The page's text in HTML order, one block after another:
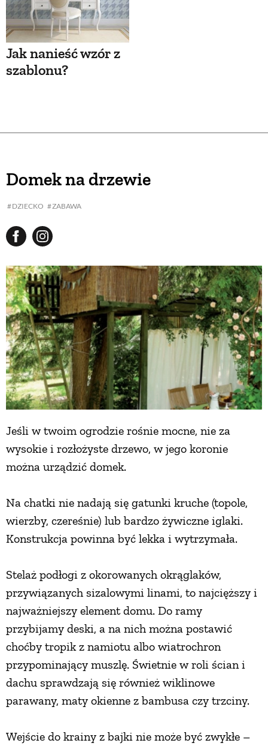
Jak nanieść wzór z
szablonu?
Domek na drzewie
DZIECKO ZABAWA
Jeśli w twoim ogrodzie rośnie mocne, nie za
wysokie i rozłożyste drzewo, w jego koronie
można urządzić domek.
Na chatki nie nadają się gatunki kruche (topole,
wierzby, czereśnie) lub bardzo żywiczne iglaki.
Konstrukcja powinna być lekka i wytrzymała.
Stelaż podłogi z okorowanych okrąglaków,
przywiązanych sizalowymi linami, to najcięższy i
najważniejszy element domu. Do ramy
przybijamy deski, a na nich można postawić
choćby tropik z namiotu albo wiatrochron
przypominający muszlę. Świetnie w roli ścian i
dachu sprawdzają się również wiklinowe
parawany, maty okienne z bambusa czy trzciny.
Wejście do krainy z bajki nie może być zwykłe –